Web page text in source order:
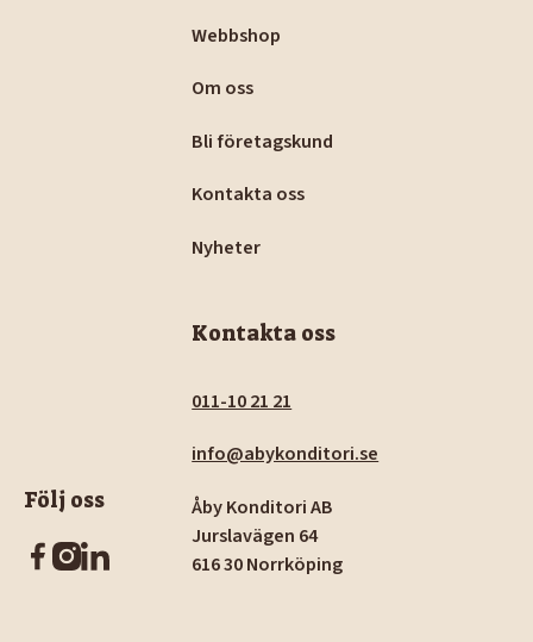
Följ oss
Webbshop
Om oss
Bli företagskund
Kontakta oss
Nyheter
Kontakta oss
011-10 21 21
info@abykonditori.se
Åby Konditori AB
Jurslavägen 64
616 30 Norrköping